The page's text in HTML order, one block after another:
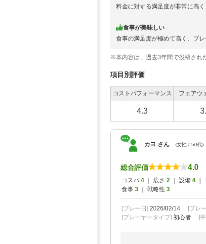
料金に対する満足度が非常に高
食事が美味しい
食事の満足度が極めて高く、プ
※本内容は、過去3年間で投稿され
項目別評価
コストパフォーマンス フェアウ
4.3
カヨ さん (女性 / 50代)
総合評価 4.0
コスパ 4 ｜ 広さ 2 ｜ 設備 4 ｜
食事 3 ｜ 戦略性 3
[プレー日] 2026/02/14 [プレ
[プレーヤータイプ] 初心者 [平